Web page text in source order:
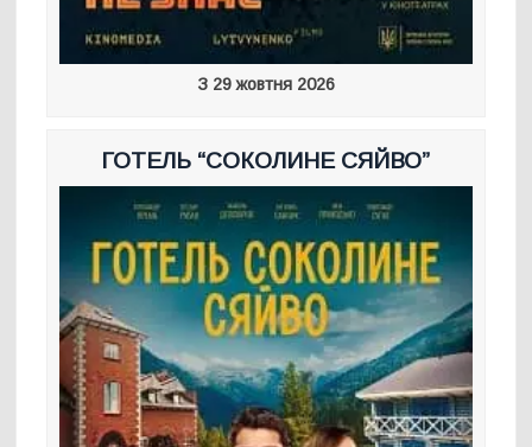
З 29 жовтня 2026
ГОТЕЛЬ “СОКОЛИНЕ СЯЙВО”